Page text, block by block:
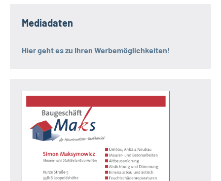
Mediadaten
Hier geht es zu Ihren Werbemöglichkeiten!